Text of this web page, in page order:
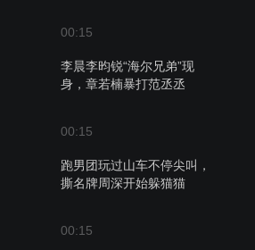
00:15
李晨李昀锐“海尔兄弟”现
身，章若楠暴打范丞丞
00:15
跑男团玩过山车不停尖叫，
撕名牌周深开始躲猫猫
00:15